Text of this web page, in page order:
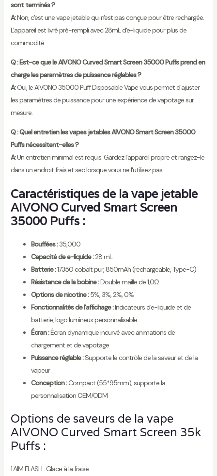
sont terminés ?
A:Non, c'est une vape jetable qui n'est pas conçue pour être rechargée.
L'appareil est livré pré-rempli avec 28mL d'e-liquide pour plus de
commodité.
Q : Est-ce que le AIVONO Curved Smart Screen 35000 Puffs prend en
charge les paramètres de puissance réglables ?
A:Oui, le AIVONO 35000 Puff Disposable Vape vous permet d'ajuster
les paramètres de puissance pour une expérience de vapotage sur
mesure.
Q : Quel entretien les vapes jetables AIVONO Smart Screen 35000
Puffs nécessitent-elles ?
A:Un entretien minimal est requis. Gardez l'appareil propre et rangez-le
dans un endroit frais et sec lorsque vous ne l'utilisez pas.
Caractéristiques de la vape jetable
AIVONO Curved Smart Screen
35000 Puffs :
Bouffées :35,000
Capacité de e-liquide :28 mL
Batterie :17350 cobalt pur, 850mAh (rechargeable, Type-C)
Résistance de la bobine :Double maille de 1,0Ω
Options de nicotine :5%, 3%, 2%, 0%
Fonctionnalités de l'affichage :Indicateurs d'e-liquide et de
batterie, logo lumineux personnalisable
Écran :Écran dynamique incurvé avec animations de
chargement et de vapotage
Puissance réglable :Supporte le contrôle de la saveur et de la
vapeur
Conception :Compact (55*95mm), supporte la
personnalisation OEM/ODM
Options de saveurs de la vape
AIVONO Curved Smart Screen 35k
Puffs :
1.AIM FLASH : Glace à la fraise